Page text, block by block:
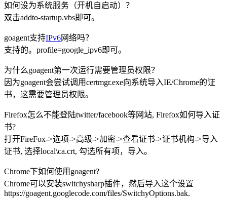
如何设为系统服务（开机自启动）？
双击addto-startup.vbs即可。
goagent支持IPv6网络吗？
支持的。profile=google_ipv6即可。
为什么goagent第一次运行需要管理员权限？
因为goagent会尝试调用certmgr.exe向系统导入IE/Chrome的证
书，这需要管理员权限。
Firefox怎么不能登陆twitter/facebook等网站, Firefox如何导入证
书?
打开FireFox->选项->高级->加密->查看证书->证书机构->导入
证书, 选择local\ca.crt, 勾选所有项，导入。
Chrome下如何使用goagent?
Chrome可以安装switchysharp插件，然后导入这个设置
https://goagent.googlecode.com/files/SwitchyOptions.bak.